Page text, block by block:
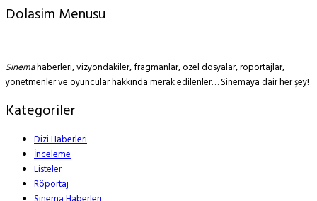
Dolasim Menusu
Sinemahaberleri, vizyondakiler, fragmanlar, özel dosyalar, röportajlar,
yönetmenler ve oyuncular hakkında merak edilenler… Sinemaya dair her şey!
Kategoriler
Dizi Haberleri
İnceleme
Listeler
Röportaj